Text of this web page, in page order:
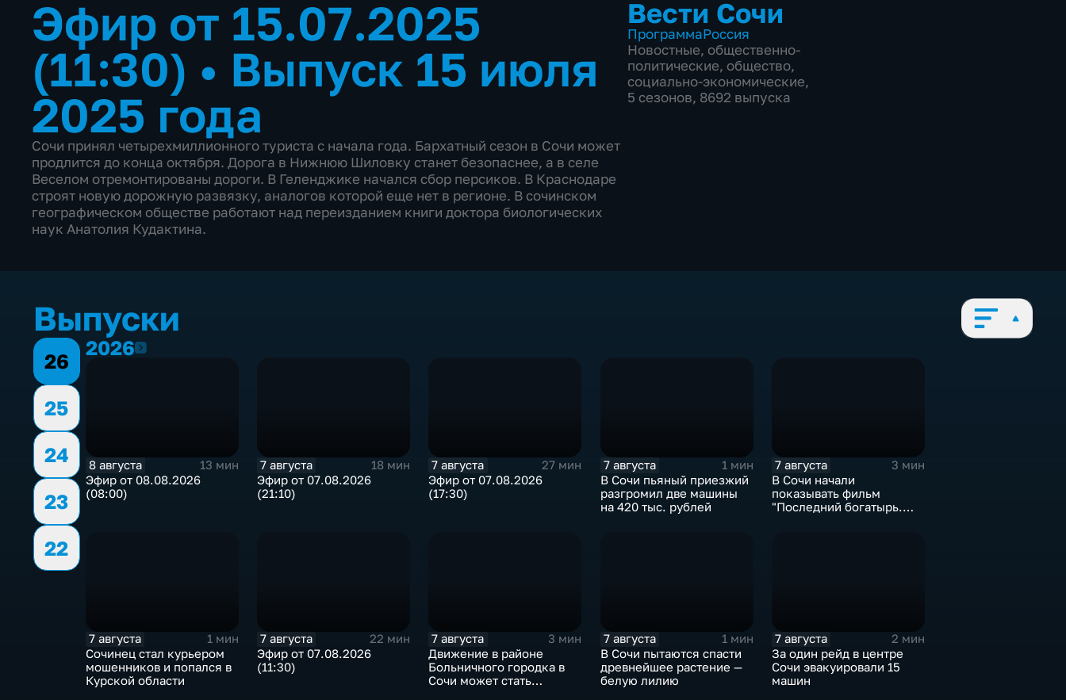
Эфир от 15.07.2025
(11:30) • Выпуск 15 июля
2025 года
Сочи принял четырехмиллионного туриста с начала года. Бархатный сезон в Сочи может
продлится до конца октября. Дорога в Нижнюю Шиловку станет безопаснее, а в селе
Веселом отремонтированы дороги. В Геленджике начался сбор персиков. В Краснодаре
строят новую дорожную развязку, аналогов которой еще нет в регионе. В сочинском
географическом обществе работают над переизданием книги доктора биологических
наук Анатолия Кудактина.
Вести Сочи
ПрограммаРоссия
Новостные, общественно-
политические, общество,
социально-экономические,
5 сезонов, 8692 выпуска
Выпуски
26
25
24
23
22
20262026
8 августа
13 мин
Эфир от 08.08.2026
(08:00)
7 августа
18 мин
Эфир от 07.08.2026
(21:10)
7 августа
27 мин
Эфир от 07.08.2026
(17:30)
7 августа
1 мин
В Сочи пьяный приезжий
разгромил две машины
на 420 тыс. рублей
7 августа
3 мин
В Сочи начали
показывать фильм
"Последний богатырь.
7 августа
1 мин
Сочинец стал курьером
мошенников и попался в
Курской области
7 августа
22 мин
Эфир от 07.08.2026
(11:30)
7 августа
3 мин
Движение в районе
Больничного городка в
Сочи может стать
7 августа
1 мин
В Сочи пытаются спасти
древнейшее растение —
белую лилию
7 августа
2 мин
За один рейд в центре
Сочи эвакуировали 15
машин